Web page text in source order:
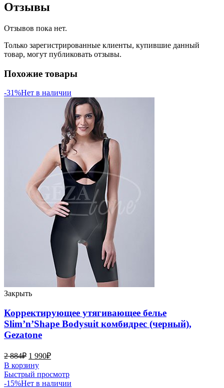
Отзывы
Отзывов пока нет.
Только зарегистрированные клиенты, купившие данный
товар, могут публиковать отзывы.
Похожие товары
-31%Нет в наличии
Закрыть
Корректирующее утягивающее белье
Slim’n’Shape Bodysuit комбидрес (черный),
Gezatone
2 884₽ 1 990₽
В корзину
Быстрый просмотр
-15%Нет в наличии